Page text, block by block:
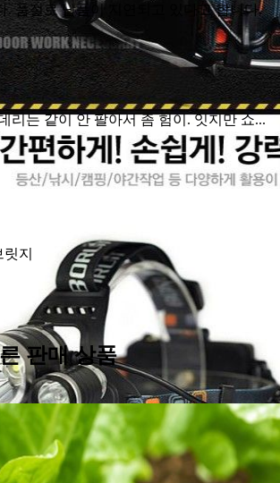
. 품절로 납품이 지연되고 있다고 합니다.
리는 같이 안 팔아서 좀 험이. 잇지만 쇼...
지
판매 상품